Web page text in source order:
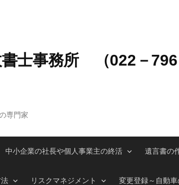
士事務所 （022－796
専門家
中小企業の社長や個人事業主の終活 遺言書の
リスクマネジメント 変更登録～自動